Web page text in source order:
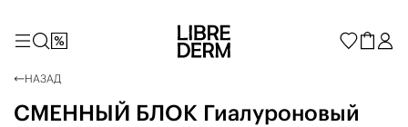
НАЗАД
СМЕННЫЙ БЛОК Гиалуроновый